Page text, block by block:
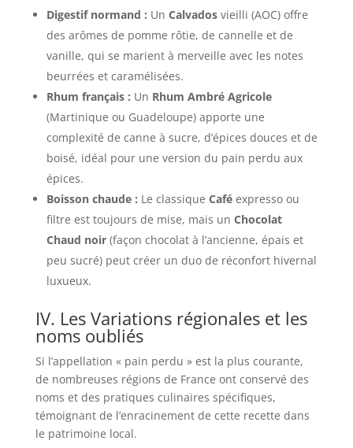
Digestif normand : Un Calvadosvieilli (AOC) offre
des arômes de pomme rôtie, de cannelle et de
vanille, qui se marient à merveille avec les notes
beurrées et caramélisées.
Rhum français : Un Rhum Ambré Agricole
(Martinique ou Guadeloupe) apporte une
complexité de canne à sucre, d’épices douces et de
boisé, idéal pour une version du pain perdu aux
épices.
Boisson chaude : Le classique Caféexpresso ou
filtre est toujours de mise, mais un Chocolat
Chaud noir(façon chocolat à l’ancienne, épais et
peu sucré) peut créer un duo de réconfort hivernal
luxueux.
IV. Les Variations régionales et les
noms oubliés
Si l’appellation « pain perdu » est la plus courante,
de nombreuses régions de France ont conservé des
noms et des pratiques culinaires spécifiques,
témoignant de l’enracinement de cette recette dans
le patrimoine local.